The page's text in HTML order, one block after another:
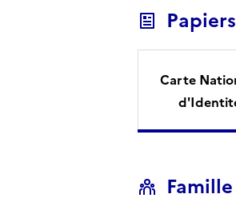
Carte
Famille